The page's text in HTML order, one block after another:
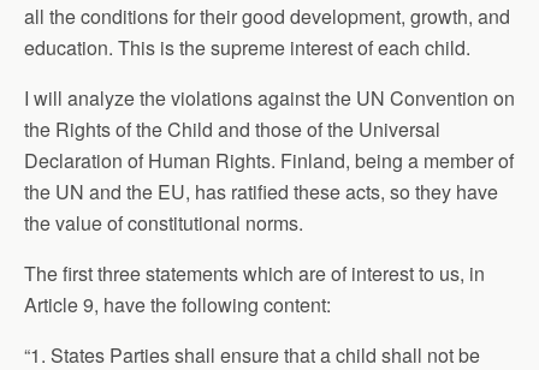
all the conditions for their good development, growth, and
education. This is the supreme interest of each child.
I will analyze the violations against the UN Convention on
the Rights of the Child and those of the Universal
Declaration of Human Rights. Finland, being a member of
the UN and the EU, has ratified these acts, so they have
the value of constitutional norms.
The first three statements which are of interest to us, in
Article 9, have the following content:
“1. States Parties shall ensure that a child shall not be